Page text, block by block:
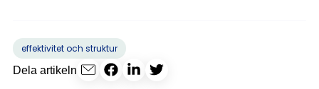
effektivitet och struktur
Dela artikeln